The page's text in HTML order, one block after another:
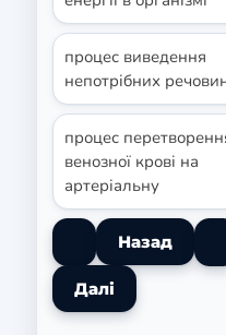
процес виведення
непотрібних
процес
венозної крові на
артеріальну